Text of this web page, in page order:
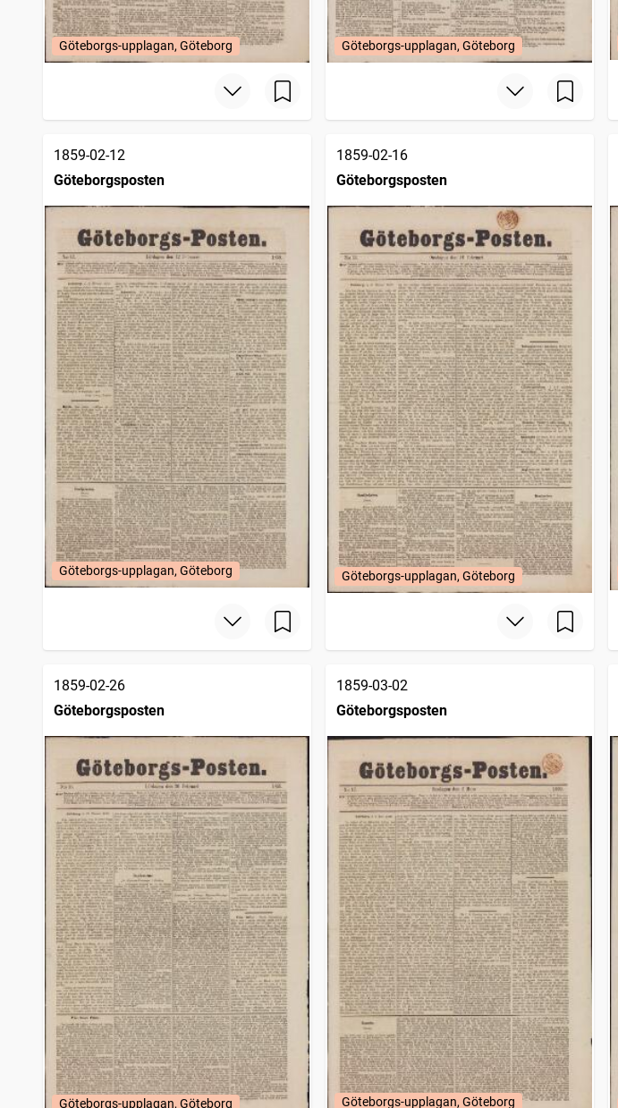
Göteborgs-upplagan, Göteborg Göteborgs-upplagan, Göteborg
1859-02-12
Göteborgsposten
Göteborgs-upplagan, Göteborg
1859-02-16
Göteborgsposten
Göteborgs-upplagan, Göteborg
1859-02-26
Göteborgsposten
Göteborgs-upplagan, Göteborg
1859-03-02
Göteborgsposten
Göteborgs-upplagan, Göteborg